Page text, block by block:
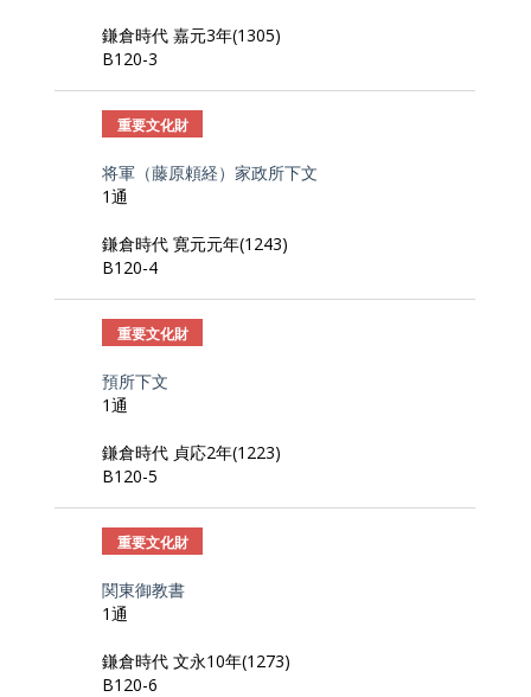
鎌倉時代 嘉元3年(1305)
B120-3
重要文化財
将軍（藤原頼経）家政所下文
1通
鎌倉時代 寛元元年(1243)
B120-4
重要文化財
預所下文
1通
鎌倉時代 貞応2年(1223)
B120-5
重要文化財
関東御教書
1通
鎌倉時代 文永10年(1273)
B120-6